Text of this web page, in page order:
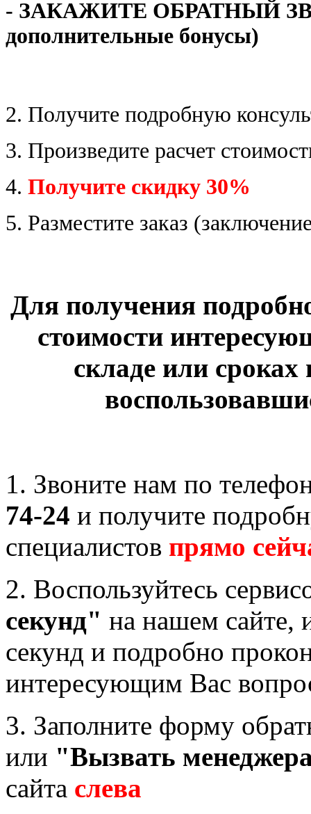
- ЗАКАЖИТЕ ОБРАТНЫЙ
дополнительные бонусы)
2. Получите подробную
3. Произведите расчет
4. Получите скидку 30%
5. Разместите заказ
Для получения
стоимости
складе или
1. Звоните нам по
74-24 и получите
специалистов прямо
2. Воспользуйтесь
секунд" на нашем сайте,
секунд и подробно
интересующим Вас
3. Заполните форму
или "Вызвать
сайта слева